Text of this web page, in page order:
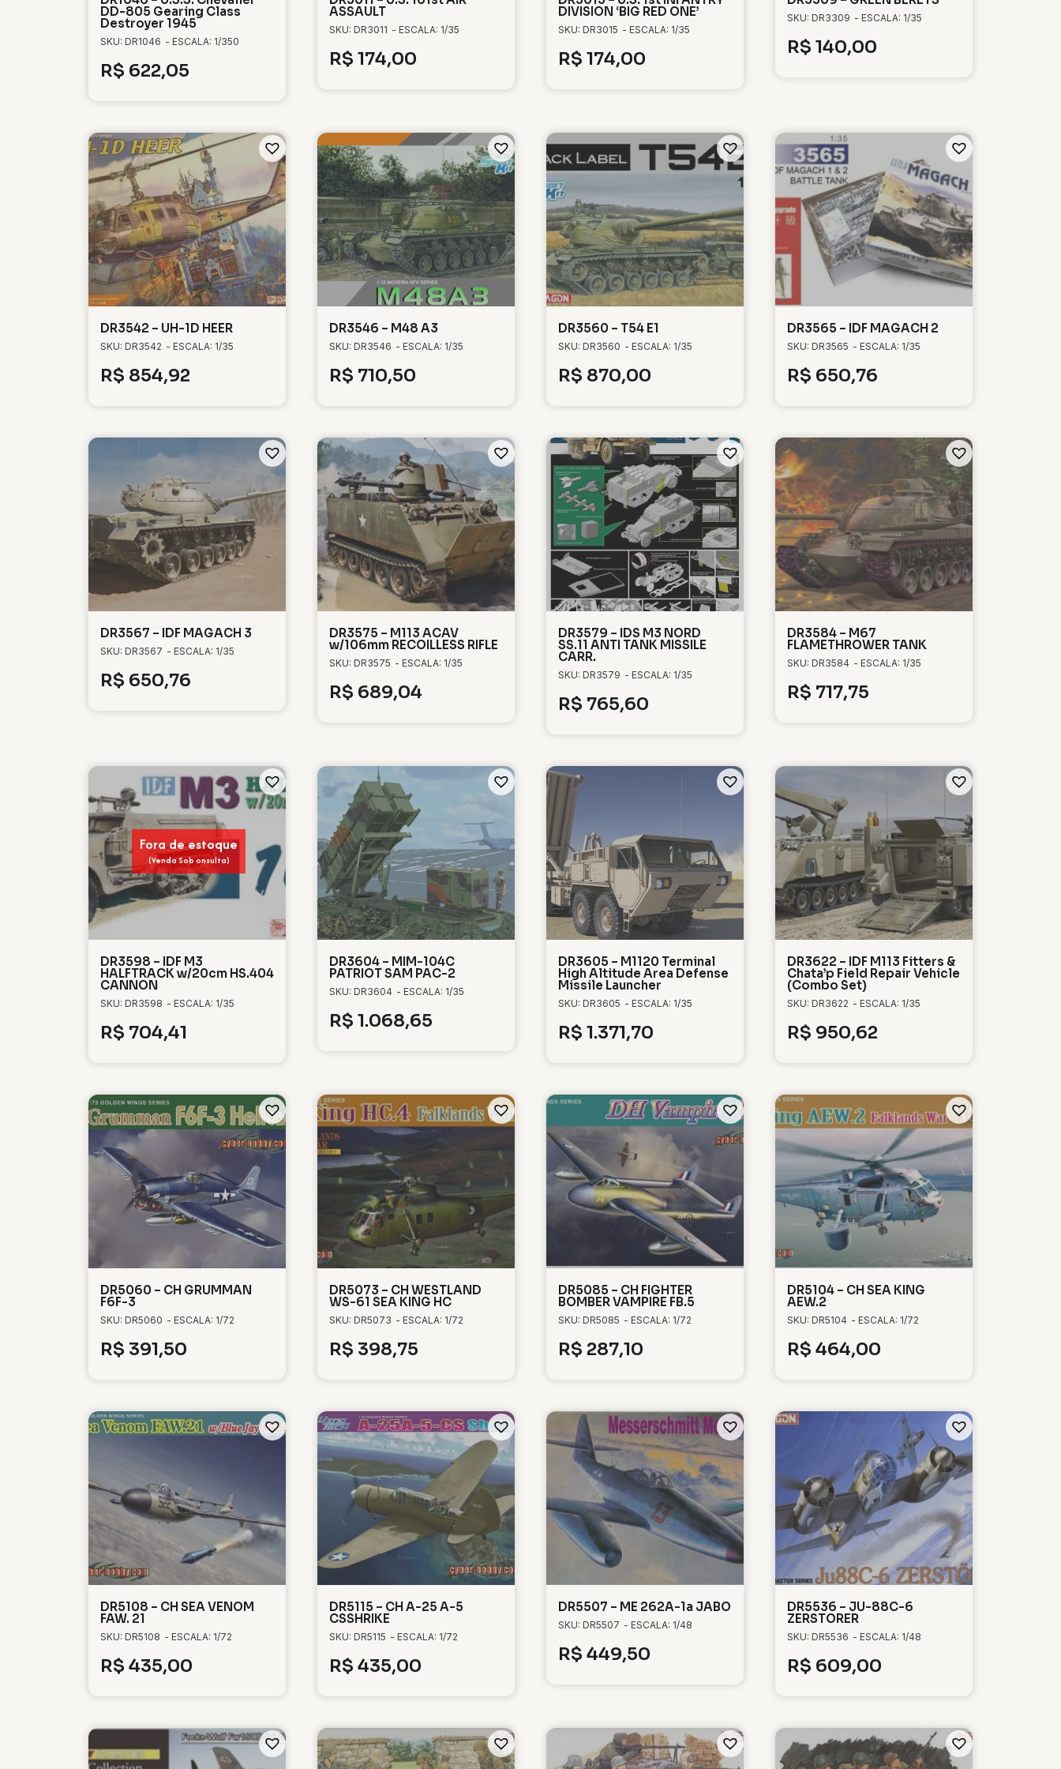
DD-805 Gearing Class
Destroyer 1945
SKU: DR1046 - ESCALA: 1/350
R$ 622,05
ASSAULT
SKU: DR3011 - ESCALA: 1/35
R$ 174,00
DIVISION ‘BIG RED ONE’
SKU: DR3015 - ESCALA: 1/35
R$ 174,00
SKU: DR3309 - ESCALA: 1/35
R$ 140,00
DR3542 – UH-1D HEER
SKU: DR3542 - ESCALA: 1/35
R$ 854,92
DR3546 – M48 A3
SKU: DR3546 - ESCALA: 1/35
R$ 710,50
DR3560 – T54 E1
SKU: DR3560 - ESCALA: 1/35
R$ 870,00
DR3565 – IDF MAGACH 2
SKU: DR3565 - ESCALA: 1/35
R$ 650,76
DR3567 – IDF MAGACH 3
SKU: DR3567 - ESCALA: 1/35
R$ 650,76
DR3575 – M113 ACAV
w/106mm RECOILLESS RIFLE
SKU: DR3575 - ESCALA: 1/35
R$ 689,04
DR3579 – IDS M3 NORD
SS.11 ANTI TANK MISSILE
CARR.
SKU: DR3579 - ESCALA: 1/35
R$ 765,60
DR3584 – M67
FLAMETHROWER TANK
SKU: DR3584 - ESCALA: 1/35
R$ 717,75
Fora de estoque
(Venda Sob onsulta)
DR3598 – IDF M3
HALFTRACK w/20cm HS.404
CANNON
SKU: DR3598 - ESCALA: 1/35
R$ 704,41
DR3604 – MIM-104C
PATRIOT SAM PAC-2
SKU: DR3604 - ESCALA: 1/35
R$ 1.068,65
DR3605 – M1120 Terminal
High Altitude Area Defense
Missile Launcher
SKU: DR3605 - ESCALA: 1/35
R$ 1.371,70
DR3622 – IDF M113 Fitters &
Chata’p Field Repair Vehicle
(Combo Set)
SKU: DR3622 - ESCALA: 1/35
R$ 950,62
DR5060 – CH GRUMMAN
F6F-3
SKU: DR5060 - ESCALA: 1/72
R$ 391,50
DR5073 – CH WESTLAND
WS-61 SEA KING HC
SKU: DR5073 - ESCALA: 1/72
R$ 398,75
DR5085 – CH FIGHTER
BOMBER VAMPIRE FB.5
SKU: DR5085 - ESCALA: 1/72
R$ 287,10
DR5104 – CH SEA KING
AEW.2
SKU: DR5104 - ESCALA: 1/72
R$ 464,00
DR5108 – CH SEA VENOM
FAW. 21
SKU: DR5108 - ESCALA: 1/72
R$ 435,00
DR5115 – CH A-25 A-5
CSSHRIKE
SKU: DR5115 - ESCALA: 1/72
R$ 435,00
DR5507 – ME 262A-1a JABO
SKU: DR5507 - ESCALA: 1/48
R$ 449,50
DR5536 – JU-88C-6
ZERSTORER
SKU: DR5536 - ESCALA: 1/48
R$ 609,00